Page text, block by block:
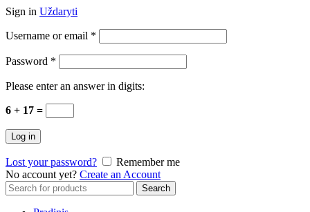
Sign in Uždaryti
Username or email *
Password *
Please enter an answer in digits:
6 + 17 =
Log in
Lost your password?
Remember me
No account yet? Create an Account
Search
for:
Search